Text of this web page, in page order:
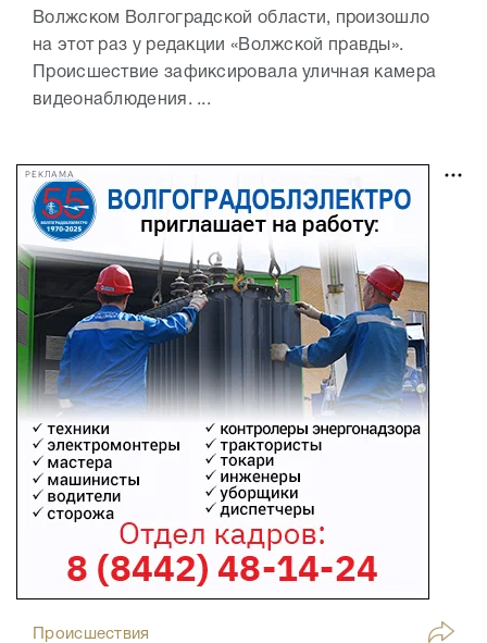
Волжском Волгоградской области, произошло
на этот раз у редакции «Волжской правды».
Происшествие зафиксировала уличная камера
видеонаблюдения. ...
РЕКЛАМА
Происшествия